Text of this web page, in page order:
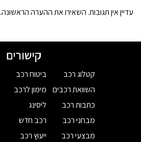
עדיין אין תגובות. השאירו את ההערה הראשונה.
קישורים
קטלוג רכב
השוואת רכבים
כתבות רכב
מבחני רכב
מבצעי רכב
ביטוח רכב
מימון לרכב
ליסינג
רכב חדש
ייעוץ רכב